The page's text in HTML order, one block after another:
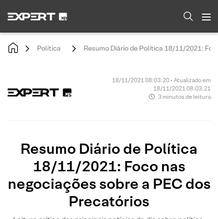
Política Resumo Diário de Política 18/11/2021:
18/11/2021 08:03:20 • Atualizado em
18/11/2021 08:03:21
3 minutos de leitura
Resumo Diário de Política
18/11/2021: Foco nas
negociações sobre a PEC dos
Precatórios